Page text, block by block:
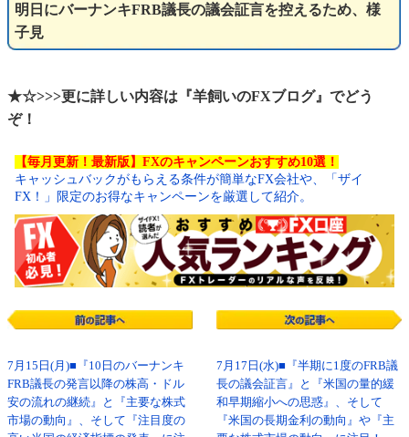
明日にバーナンキFRB議長の議会証言を控えるため、様
子見
★☆>>>更に詳しい内容は『羊飼いのFXブログ』でどう
ぞ！
【毎月更新！最新版】FXのキャンペーンおすすめ10選！
キャッシュバックがもらえる条件が簡単なFX会社や、「ザイ
FX！」限定のお得なキャンペーンを厳選して紹介。
7月15日(月)■『10日のバーナンキ
FRB議長の発言以降の株高・ドル
安の流れの継続』と『主要な株式
市場の動向』、そして『注目度の
7月17日(水)■『半期に1度のFRB議
長の議会証言』と『米国の量的緩
和早期縮小への思惑』、そして
『米国の長期金利の動向』や『主